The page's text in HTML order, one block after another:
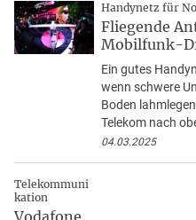
Handynetz für
Fliegende
Mobilfunk-
Ein gutes
wenn schwere
Boden
Telekom nach
04.03.2025
Telekommuni
kation
Vodafone